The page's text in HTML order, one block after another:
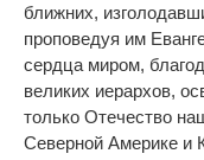
ближних,
проповедуя им
сердца миром,
великих иерархов,
только Отечество
Северной Америке и